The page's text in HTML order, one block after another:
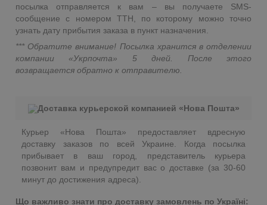
посылка отправляется к вам – вы получаете SMS-
сообщение с номером ТТН, по которому можно точно
узнать дату прибытия заказа в пункт назначения.
*** Обратите внимание! Посылка хранится в отделении
компании «Укрпочта» 5 дней. После этого
возвращается обратно к отправителю.
Доставка курьерской компанией «Нова Пошта»
Курьер «Нова Пошта» предоставляет вдресную
доставку заказов по всей Украине. Когда посылка
прибывает в ваш город, представитель курьера
позвонит вам и предупредит вас о доставке (за 30-60
минут до достижения адреса).
Що важливо знати про доставку замовлень по Україні: